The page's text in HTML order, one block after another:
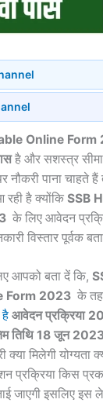
Online Form
है और सशस्त्र
नौकरी पाना चाहते
है क्योंकि SSB
के लिए आवेदन
विस्तार पूर्वक
आपको बता दें कि,
Form 2023 के
है आवेदन प्रक्रिया
तिथि 18 जून
मिलेगी योग्यता
प्रक्रिया किस
जाएगी इसलिए